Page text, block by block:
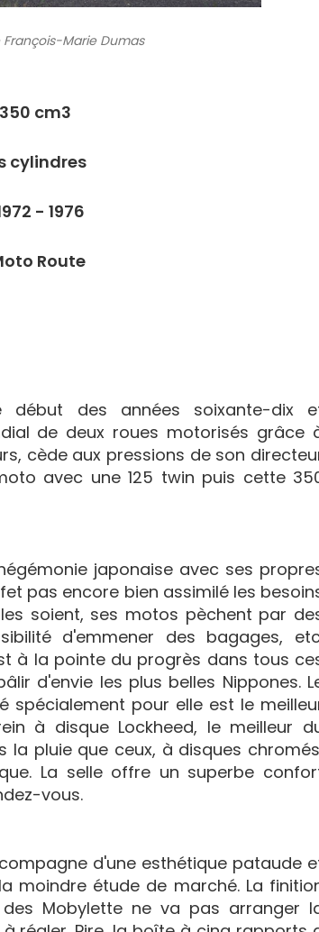
Marie Dumas
350 cm3
cylindres
- 1976
Route
des années soixante-dix
de deux roues motorisés grâce
cède aux pressions de son
avec une 125 twin puis cette
japonaise avec ses
pas encore bien assimilé les
soient, ses motos pèchent par
d'emmener des bagages,
à la pointe du progrès dans tous
d'envie les plus belles Nippones.
spécialement pour elle est le
à disque Lockheed, le meilleur
pluie que ceux, à disques
La selle offre un superbe
vous.
d'une esthétique pataude
moindre étude de marché. La
Mobylette ne va pas arranger